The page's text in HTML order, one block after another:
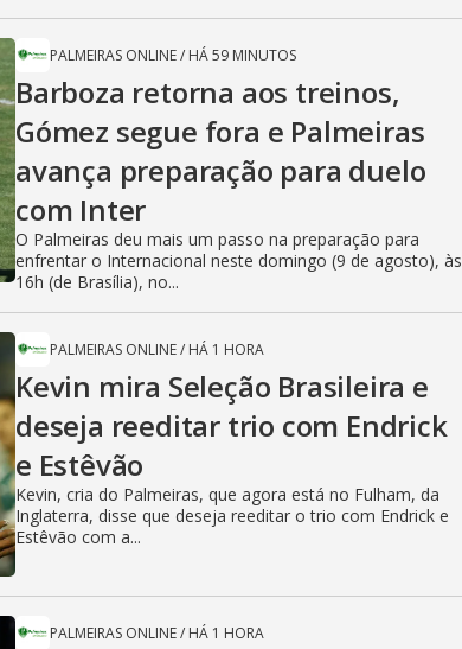
PALMEIRAS ONLINE/ HÁ 59 MINUTOS
Barboza retorna aos treinos,
Gómez segue fora e Palmeiras
avança preparação para duelo
com Inter
O Palmeiras deu mais um passo na preparação para
enfrentar o Internacional neste domingo (9 de agosto), às
16h (de Brasília), no...
PALMEIRAS ONLINE/ HÁ 1 HORA
Kevin mira Seleção Brasileira e
deseja reeditar trio com Endrick
e Estêvão
Kevin, cria do Palmeiras, que agora está no Fulham, da
Inglaterra, disse que deseja reeditar o trio com Endrick e
Estêvão com a...
PALMEIRAS ONLINE/ HÁ 1 HORA